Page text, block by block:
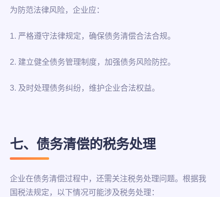
为防范法律风险，企业应：
1. 严格遵守法律规定，确保债务清偿合法合规。
2. 建立健全债务管理制度，加强债务风险防控。
3. 及时处理债务纠纷，维护企业合法权益。
七、债务清偿的税务处理
企业在债务清偿过程中，还需关注税务处理问题。根据我
国税法规定，以下情况可能涉及税务处理：